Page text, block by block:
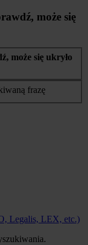
może się
może się ukryło
frazę
Legalis, LEX, etc.)